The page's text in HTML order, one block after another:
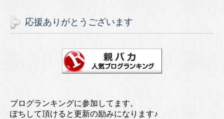
応援ありがとうございます
ブログランキングに参加してます。
ぽちして頂けると更新の励みになります♪